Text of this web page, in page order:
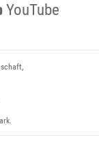
YouTube